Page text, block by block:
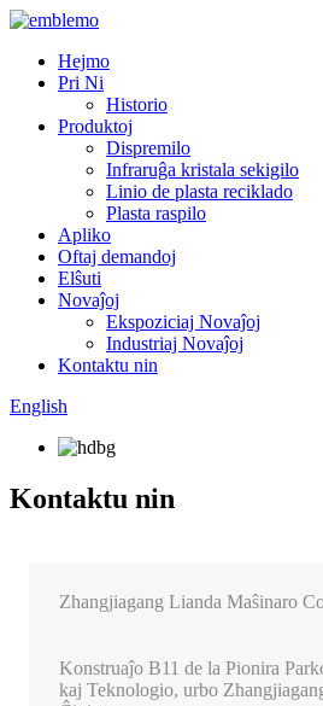
Hejmo
Pri Ni
Historio
Produktoj
Dispremilo
Infraruĝa kristala sekigilo
Linio de plasta reciklado
Plasta raspilo
Apliko
Oftaj demandoj
Elŝuti
Novaĵoj
Ekspoziciaj Novaĵoj
Industriaj Novaĵoj
Kontaktu nin
English
Kontaktu nin
Zhangjiagang Lianda Maŝinaro
Konstruaĵo B11 de la Pionira
kaj Teknologio, urbo